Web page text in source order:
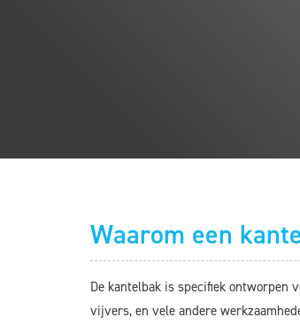
Waarom een
De kantelbak is specifiek ontworpen
vijvers, en vele andere